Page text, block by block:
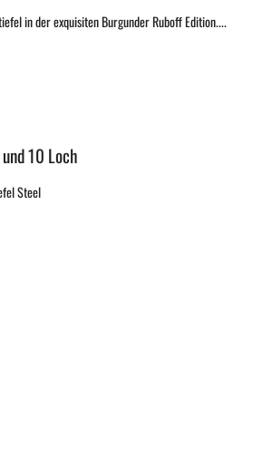
in der exquisiten Burgunder Ruboff Edition....
10 Loch
Steel